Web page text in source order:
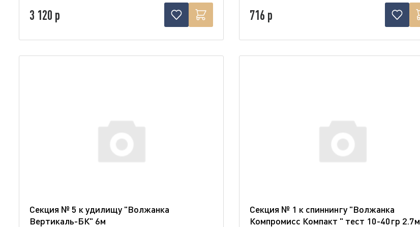
3 120 р 716 р
Секция № 5 к удилищу "Волжанка
Вертикаль-БК" 6м
Секция № 1 к спиннингу "Волжанка
Компромисс Компакт " тест 10-40гр 2.7м